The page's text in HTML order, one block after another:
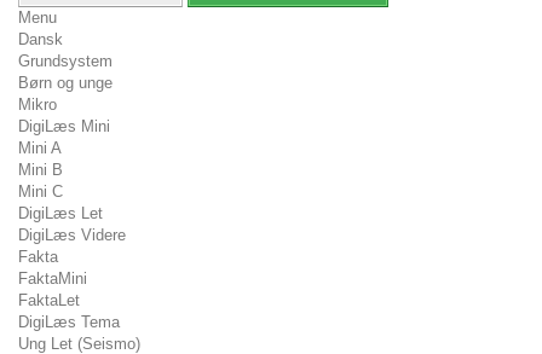
Menu
Dansk
Grundsystem
Børn og unge
Mikro
DigiLæs Mini
Mini A
Mini B
Mini C
DigiLæs Let
DigiLæs Videre
Fakta
FaktaMini
FaktaLet
DigiLæs Tema
Ung Let (Seismo)